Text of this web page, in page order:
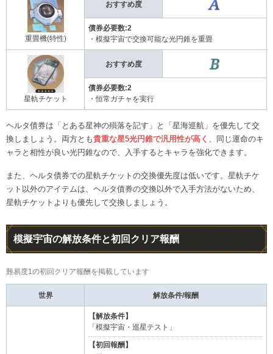
重畳機(特性)
おすすめ度
債券必要数:2
・模擬宇宙で交換可能な光円錐を重畳
星軌チケット
おすすめ度
債券必要数:2
・恒常ガチャを実行
ヘルタ債券は「とある星神の殞落を記す」と「星海巡航」を優先して交
換しましょう。両方とも貴重な星5光円錐で汎用性が高く 、同じ運命のキ
ャラと相性が良い光円錐なので、入手するとキャラを強化できます。
また、ヘルタ債券での星軌チケットの交換優先度は低いです。星軌チケ
ット以外のアイテムは、ヘルタ債券の交換以外で入手方法がないため、
星軌チケットよりも優先して交換しましょう。
模擬宇宙の解放条件と初回クリア報酬
難易度1の初回クリア報酬を掲載しています
世界 解放条件/報酬
【解放条件】
「模擬宇宙・巡星テスト」
【初回報酬】